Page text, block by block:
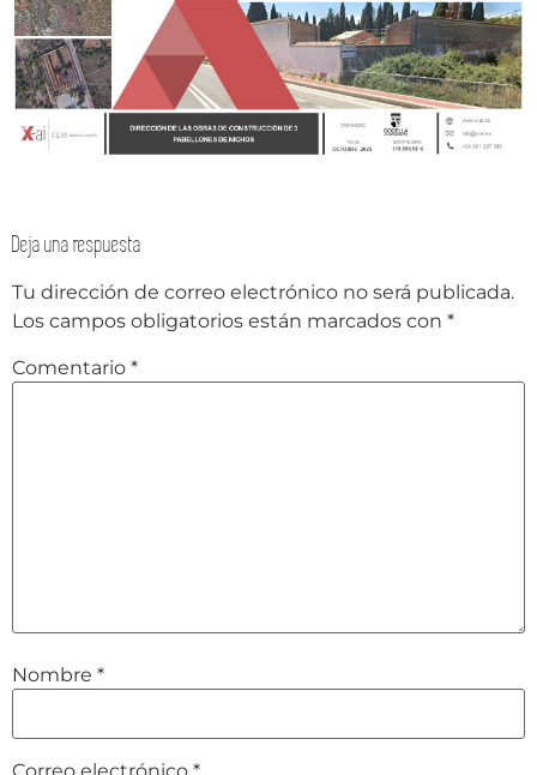
Deja una respuesta
Tu dirección de correo electrónico no será publicada.
Los campos obligatorios están marcados con *
Comentario *
Nombre *